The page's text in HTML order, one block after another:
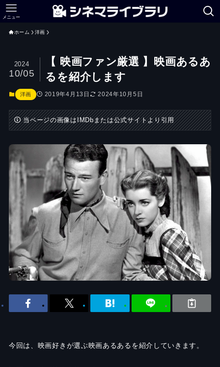
メニュー
ホーム 洋画
【 映画ファン厳選 】映画あるあ
るを紹介します
2024
10/05
洋画 2019年4月13日 2024年10月5日
当ページの画像はIMDbまたは公式サイトより引用
今回は、映画好きが選ぶ映画あるあるを紹介していきます。